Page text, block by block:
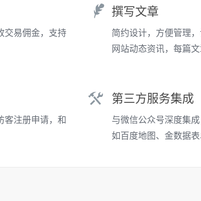
交易佣金，支持
撰写文章
简约设计，方便管理
网站动态资讯，每篇
客注册申请，和
第三方服务集成
与微信公众号深度集
如百度地图、金数据